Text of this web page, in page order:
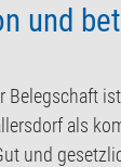
und
Belegschaft
als
und